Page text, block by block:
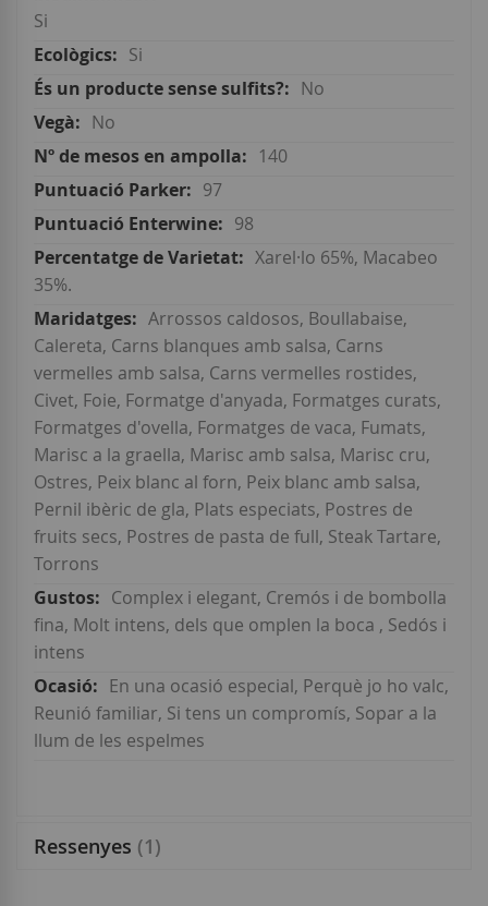
Si
Si
No
No
140
97
98
Xarel·lo 65%, Macabeo
35%.
Arrossos caldosos, Boullabaise,
Calereta, Carns blanques amb salsa, Carns
vermelles amb salsa, Carns vermelles rostides,
Civet, Foie, Formatge d'anyada, Formatges curats,
Formatges d'ovella, Formatges de vaca, Fumats,
Marisc a la graella, Marisc amb salsa, Marisc cru,
Ostres, Peix blanc al forn, Peix blanc amb salsa,
Pernil ibèric de gla, Plats especiats, Postres de
fruits secs, Postres de pasta de full, Steak Tartare,
Torrons
Complex i elegant, Cremós i de bombolla
fina, Molt intens, dels que omplen la boca , Sedós i
intens
En una ocasió especial, Perquè jo ho valc,
Reunió familiar, Si tens un compromís, Sopar a la
llum de les espelmes
Ressenyes 1